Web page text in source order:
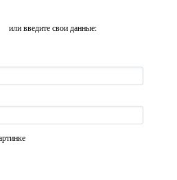
или введите свои данные: